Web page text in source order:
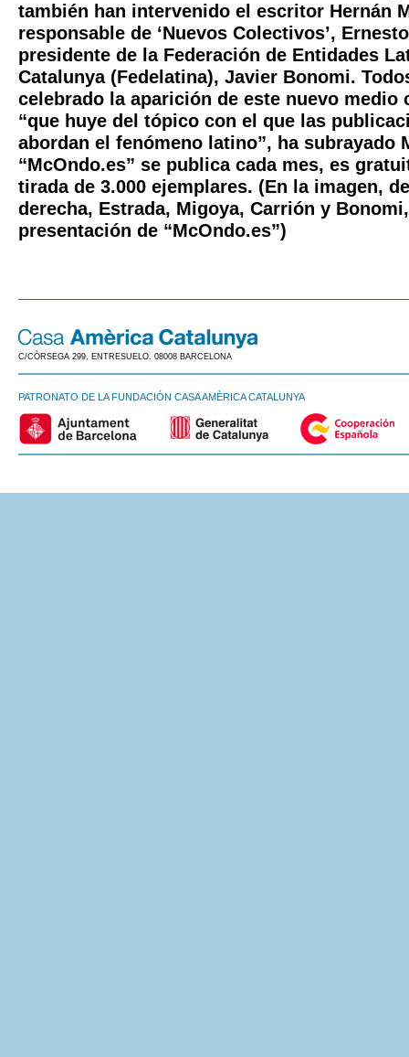
también han intervenido el escritor Hernán
responsable de ‘Nuevos Colectivos’,
presidente de la Federación de Entidades
Catalunya (Fedelatina), Javier Bonomi.
celebrado la aparición de este nuevo medio
“que huye del tópico con el que las
abordan el fenómeno latino”, ha subrayado
“McOndo.es” se publica cada mes, es
tirada de 3.000 ejemplares. (En la imagen,
derecha, Estrada, Migoya, Carrión y
presentación de “McOndo.es”)
C/CÒRSEGA 299, ENTRESUELO. 08008 BARCELONA
PATRONATO DE LA FUNDACIÓN CASA AMÈRICA CATALUNYA